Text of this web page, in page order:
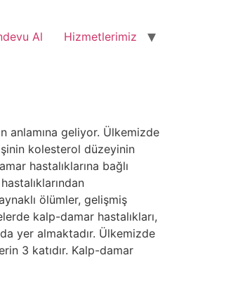
Al Hizmetlerimiz
anlamına geliyor. Ülkemizde
kolesterol düzeyinin
hastalıklarına bağlı
ölümler, gelişmiş
kalp-damar hastalıkları,
yer almaktadır. Ülkemizde
3 katıdır. Kalp-damar